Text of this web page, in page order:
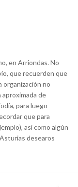
en Arriondas. No
que recuerden que
organización no
de
para luego
que para
así como algún
desearos